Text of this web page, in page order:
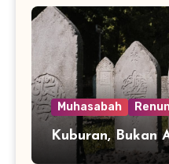
Muhasabah
Kuburan, Bukan